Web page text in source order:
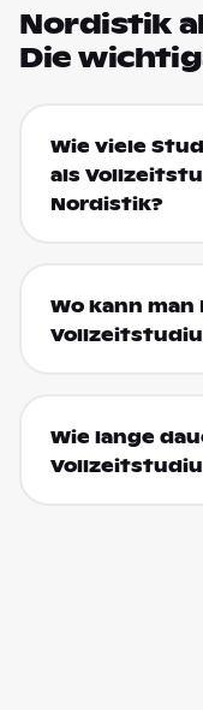
Nordistik
Die
Wie viele
als
Nordistik?
Wo kann
Wie lange